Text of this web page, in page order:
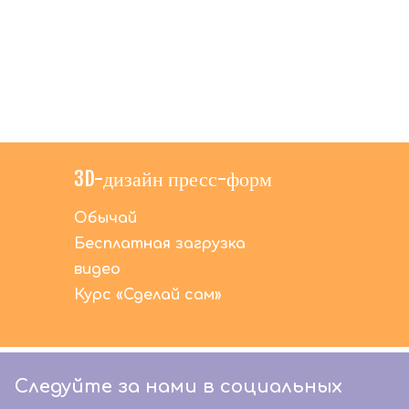
3D-дизайн пресс-форм
Обычай
Бесплатная загрузка
видео
Курс «Сделай сам»
Следуйте за нами в социальных